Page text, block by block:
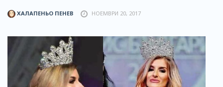
ХАЛАПЕНЬО ПЕНЕВ НОЕМВРИ 20, 2017